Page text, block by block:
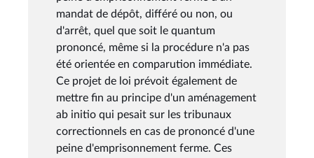
mandat de dépôt, différé ou non, ou
d'arrêt, quel que soit le quantum
prononcé, même si la procédure n'a pas
été orientée en comparution immédiate.
Ce projet de loi prévoit également de
mettre fin au principe d'un aménagement
ab initio qui pesait sur les tribunaux
correctionnels en cas de prononcé d'une
peine d'emprisonnement ferme. Ces